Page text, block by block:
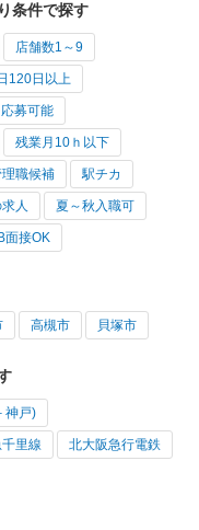
条件で探す
店舗数1～9
120日以上
募可能
残業月10ｈ以下
職候補 駅チカ
人 夏～秋入職可
面接OK
高槻市 貝塚市
神戸)
里線 北大阪急行電鉄